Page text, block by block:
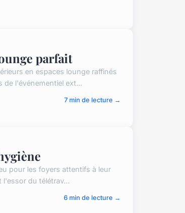
parfait
en espaces lounge raffinés
de l'événementiel ext...
7 min de lecture →
pour les foyers attentifs à leur
du télétrav...
6 min de lecture →